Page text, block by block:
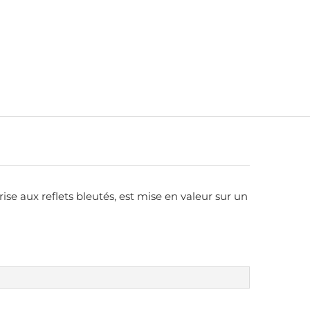
aux reflets bleutés, est mise en valeur sur un